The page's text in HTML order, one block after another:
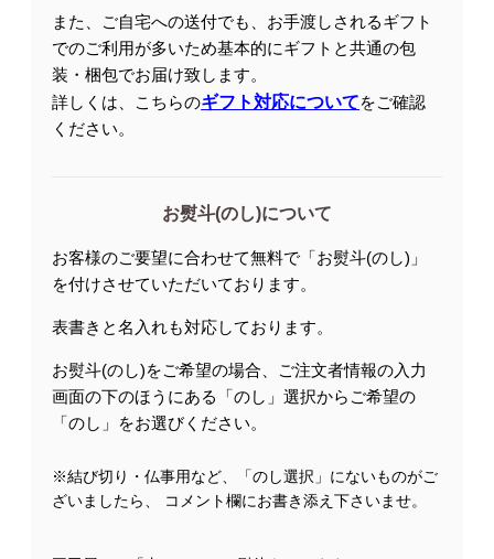
また、ご自宅への送付でも、お手渡しされるギフト
でのご利用が多いため基本的にギフトと共通の包
装・梱包でお届け致します。
詳しくは、こちらのギフト対応についてをご確認
ください。
お熨斗(のし)について
お客様のご要望に合わせて無料で「お熨斗(のし)」
を付けさせていただいております。
表書きと名入れも対応しております。
お熨斗(のし)をご希望の場合、ご注文者情報の入力
画面の下のほうにある「のし」選択からご希望の
「のし」をお選びください。
※結び切り・仏事用など、「のし選択」にないものがご
ざいましたら、 コメント欄にお書き添え下さいませ。